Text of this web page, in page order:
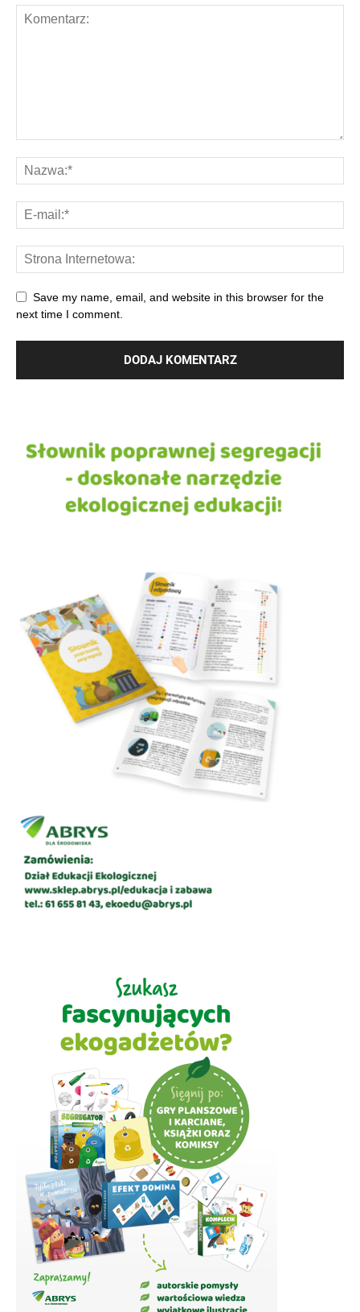
Save my name, email, and website in this browser for the
next time I comment.